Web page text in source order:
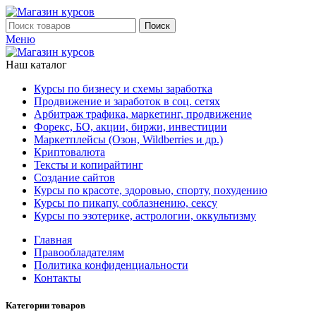
Поиск
Меню
Наш каталог
Курсы по бизнесу и схемы заработка
Продвижение и заработок в соц. сетях
Арбитраж трафика, маркетинг, продвижение
Форекс, БО, акции, биржи, инвестиции
Маркетплейсы (Озон, Wildberries и др.)
Криптовалюта
Тексты и копирайтинг
Создание сайтов
Курсы по красоте, здоровью, спорту, похудению
Курсы по пикапу, соблазнению, сексу
Курсы по эзотерике, астрологии, оккультизму
Главная
Правообладателям
Политика конфиденциальности
Контакты
Категории товаров